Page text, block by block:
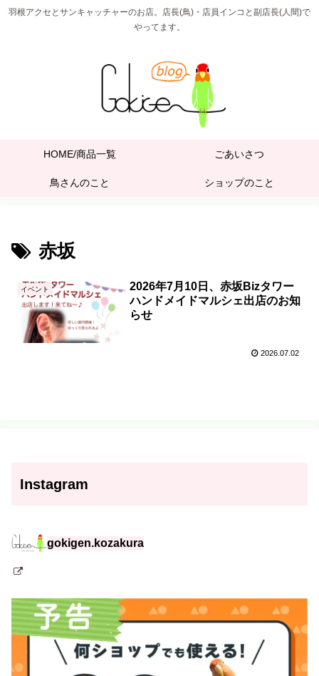
羽根アクセとサンキャッチャーのお店。店長(鳥)・店員インコと副店長(人間)で
やってます。
HOME/商品一覧 ごあいさつ
鳥さんのこと ショップのこと
赤坂
イベント
2026年7月10日、赤坂Bizタワー
ハンドメイドマルシェ出店のお知
らせ
2026.07.02
Instagram
gokigen.kozakura